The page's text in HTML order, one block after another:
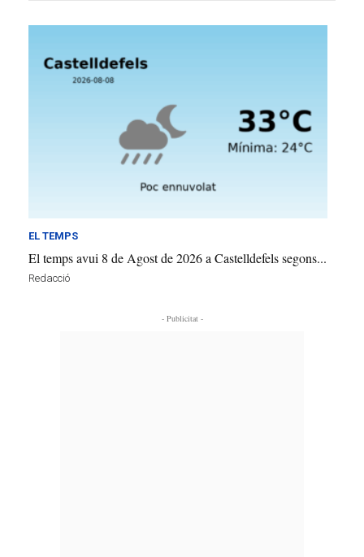
EL TEMPS
El temps avui 8 de Agost de 2026 a Castelldefels segons...
Redacció
- Publicitat -